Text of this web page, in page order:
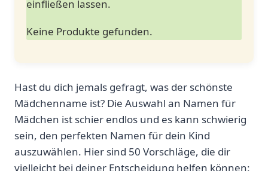
einfließen lassen.
Keine Produkte gefunden.
Hast ​du dich jemals ‍gefragt, was der schönste
Mädchenname ist? Die Auswahl an‍ Namen für⁤
Mädchen ist schier endlos und es⁤ kann schwierig
sein, den ‍perfekten Namen für dein Kind
auszuwählen. Hier sind 50 ​Vorschläge, die dir
vielleicht bei deiner Entscheidung helfen können: